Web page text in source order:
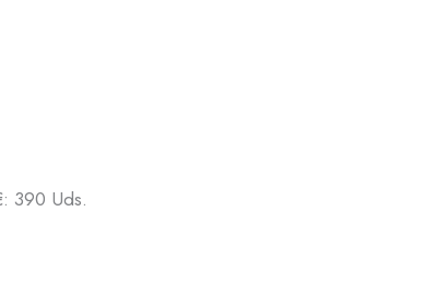
390 Uds.